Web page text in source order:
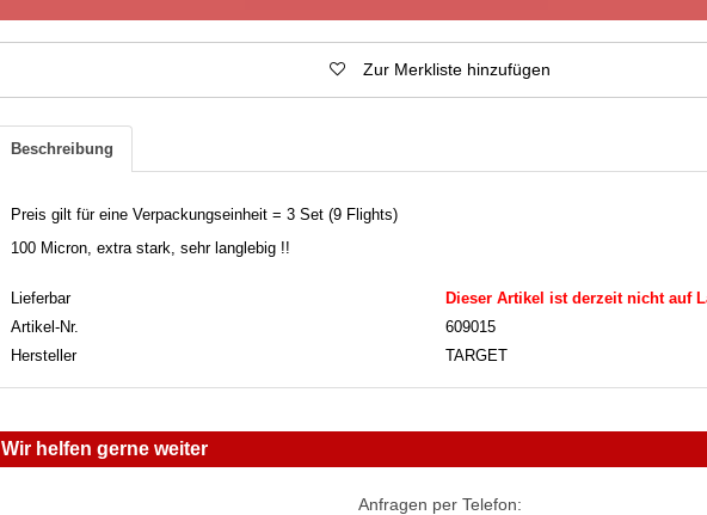
Zur Merkliste hinzufügen
Beschreibung
Preis gilt für eine Verpackungseinheit = 3 Set (9 Flights)
100 Micron, extra stark, sehr langlebig !!
Lieferbar
Dieser Artikel ist derzeit nicht auf
Artikel-Nr.
609015
Hersteller
TARGET
Wir helfen gerne weiter
Anfragen per Telefon: